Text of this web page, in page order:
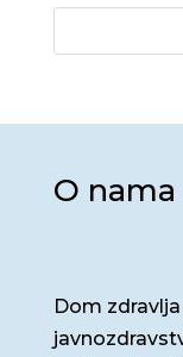
O nama
Dom